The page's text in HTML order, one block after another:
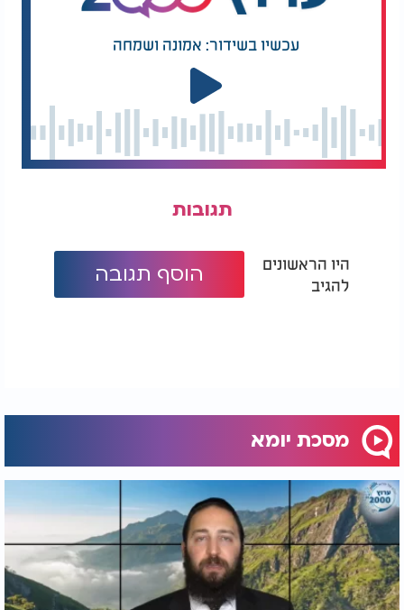
עכשיו בשידור: אמונה ושמחה
תגובות
היו הראשונים
להגיב
הוסף תגובה
מסכת יומא